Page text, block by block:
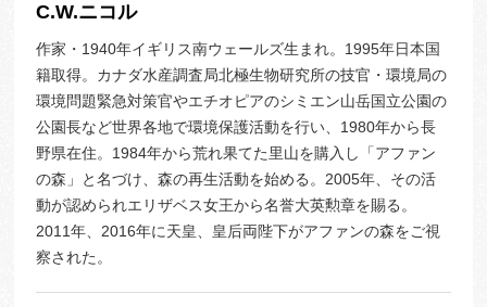
C.W.ニコル
作家・1940年イギリス南ウェールズ生まれ。1995年日本国
籍取得。カナダ水産調査局北極生物研究所の技官・環境局の
環境問題緊急対策官やエチオピアのシミエン山岳国立公園の
公園長など世界各地で環境保護活動を行い、1980年から長
野県在住。1984年から荒れ果てた里山を購入し「アファン
の森」と名づけ、森の再生活動を始める。2005年、その活
動が認められエリザベス女王から名誉大英勲章を賜る。
2011年、2016年に天皇、皇后両陛下がアファンの森をご視
察された。